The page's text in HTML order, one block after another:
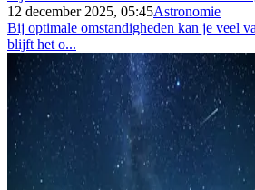
12 december 2025, 05:45Astronomie
Bij optimale omstandigheden kan je veel
blijft het o...